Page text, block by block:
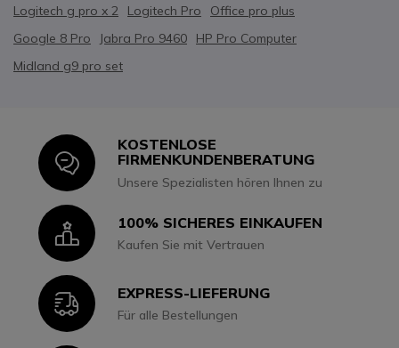
Logitech g pro x 2
Logitech Pro
Office pro plus
Google 8 Pro
Jabra Pro 9460
HP Pro Computer
Midland g9 pro set
Icon
KOSTENLOSE
FIRMENKUNDENBERATUNG
Unsere Spezialisten hören Ihnen zu
Icon100% SICHERES EINKAUFEN
Kaufen Sie mit Vertrauen
IconEXPRESS-LIEFERUNG
Für alle Bestellungen